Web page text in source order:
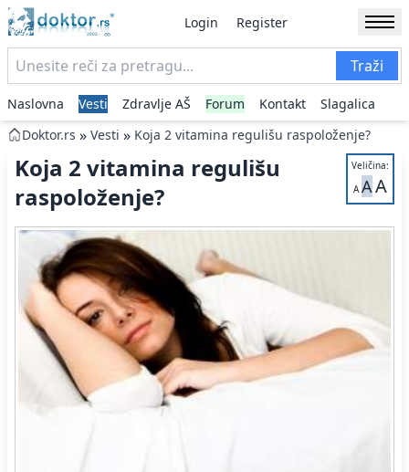
Login Register
Traži
Naslovna Vesti Zdravlje AŠ Forum Kontakt
Slagalica
Doktor.rs » Vesti » Koja 2 vitamina regulišu raspoloženje?
Veličina:
A AA
Koja 2 vitamina regulišu
raspoloženje?